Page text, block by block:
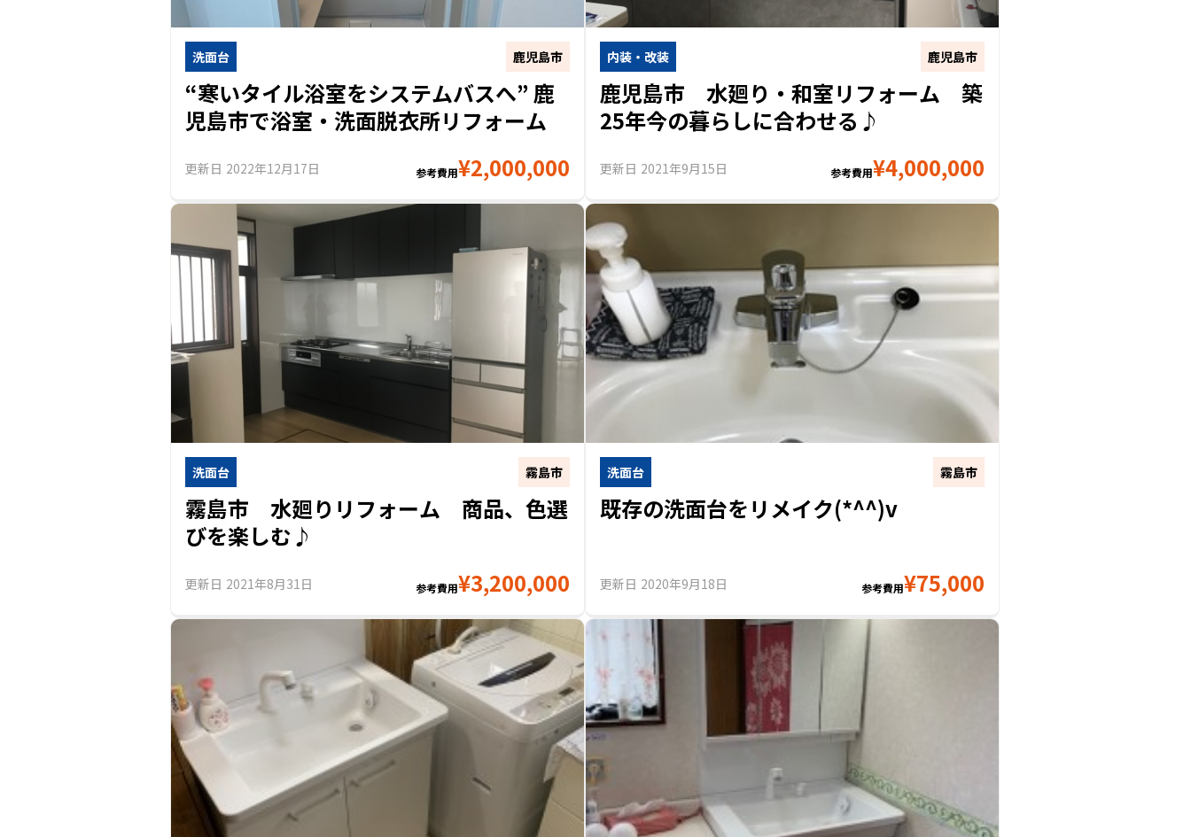
洗面台 鹿児島市
“寒いタイル浴室をシステムバスへ” 鹿
児島市で浴室・洗面脱衣所リフォーム
参考費用¥2,000,000
更新日 2022年12月17日
内装・改装 鹿児島市
鹿児島市 水廻り・和室リフォーム 築
25年今の暮らしに合わせる♪
参考費用¥4,000,000
更新日 2021年9月15日
洗面台 霧島市
霧島市 水廻りリフォーム 商品、色選
びを楽しむ♪
参考費用¥3,200,000
更新日 2021年8月31日
洗面台 霧島市
既存の洗面台をリメイク(*^^)v
参考費用¥75,000
更新日 2020年9月18日